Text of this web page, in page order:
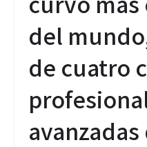
del
de cuatro